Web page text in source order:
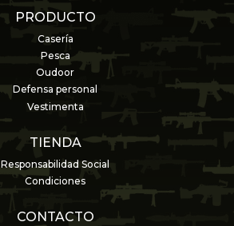
PRODUCTO
Casería
Pesca
Oudoor
Defensa personal
Vestimenta
TIENDA
Responsabilidad Social
Condiciones
CONTACTO